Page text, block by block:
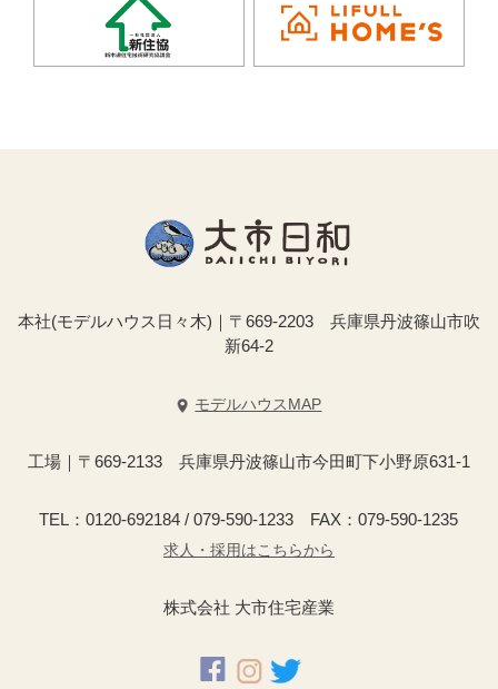
本社(モデルハウス日々木)｜〒669-2203 兵庫県丹波篠山市吹
新64-2
モデルハウスMAP
工場｜〒669-2133 兵庫県丹波篠山市今田町下小野原631-1
TEL：0120-692184 / 079-590-1233 FAX：079-590-1235
求人・採用はこちらから
株式会社 大市住宅産業